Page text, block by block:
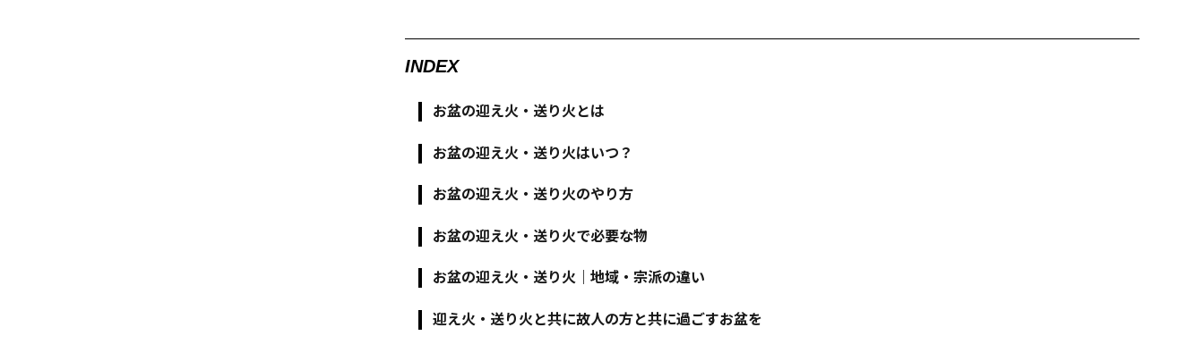
INDEX
お盆の迎え火・送り火とは
お盆の迎え火・送り火はいつ？
お盆の迎え火・送り火のやり方
お盆の迎え火・送り火で必要な物
お盆の迎え火・送り火｜地域・宗派の違い
迎え火・送り火と共に故人の方と共に過ごすお盆を